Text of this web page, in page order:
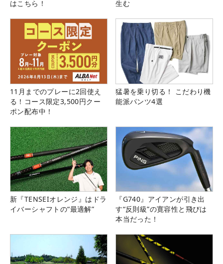
はこちら！
生む
11月までのプレーに2回使え
る！コース限定3,500円クー
ポン配布中！
猛暑を乗り切る！ こだわり機
能派パンツ4選
新『TENSEIオレンジ』はドラ
イバーシャフトの“最適解”
『G740』アイアンが引き出
す“反則級”の寛容性と飛びは
本当だった！